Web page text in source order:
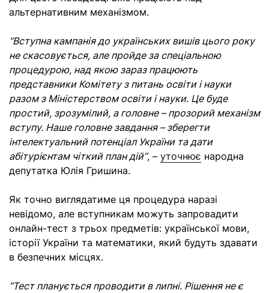
альтернативним механізмом.
“Вступна кампанія до українських вишів цього року
не скасовується, але пройде за спеціальною
процедурою, над якою зараз працюють
представники Комітету з питань освіти і науки
разом з Міністерством освіти і науки. Це буде
простий, зрозумілий, а головне – прозорий механізм
вступу. Наше головне завдання – зберегти
інтелектуальний потенціал України та дати
абітурієнтам чіткий план дій”, – уточнює народна
депутатка Юлія Гришина.
Як точно виглядатиме ця процедура наразі
невідомо, але вступникам можуть запровадити
онлайн-тест з трьох предметів: української мови,
історії України та математики, який будуть здавати
в безпечних місцях.
“Тест планується проводити в липні. Рішення не є